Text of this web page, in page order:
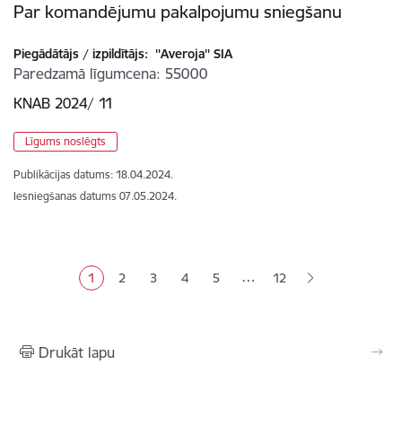
Par komandējumu pakalpojumu sniegšanu
Piegādātājs / izpildītājs: ''Averoja'' SIA
Paredzamā līgumcena 55000
KNAB 2024/ 11
Līgums noslēgts
Publikācijas datums: 18.04.2024.
Iesniegšanas datums 07.05.2024.
Pašreizējā lapa
1 Lapa
2 Lapa
3 Lapa
4 Lapa
5 … 12
Drukāt lapu